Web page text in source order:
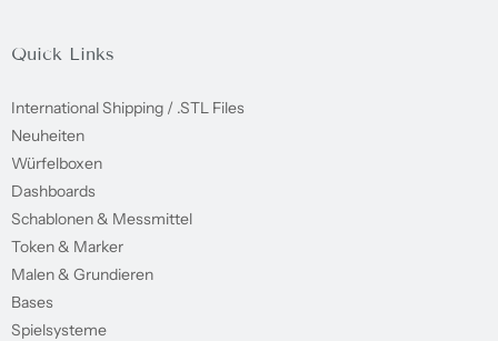
Quick Links
International Shipping / .STL Files
Neuheiten
Würfelboxen
Dashboards
Schablonen & Messmittel
Token & Marker
Malen & Grundieren
Bases
Spielsysteme